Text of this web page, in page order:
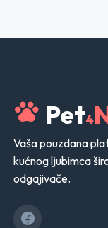
Pet4
Vaša pouzdana
kućnog ljubimca
odgajivače.